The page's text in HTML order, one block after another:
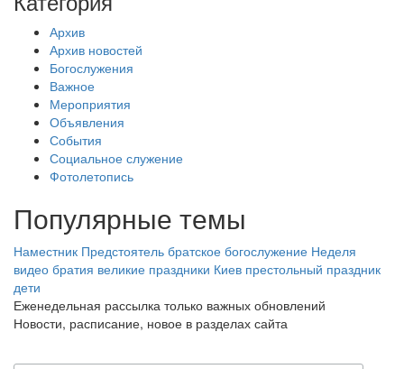
Архив
Архив новостей
Богослужения
Важное
Мероприятия
Объявления
События
Социальное служение
Фотолетопись
Популярные темы
Наместник Предстоятель братское богослужение Неделя
видео братия великие праздники Киев престольный праздник
дети
Еженедельная рассылка только важных обновлений
Новости, расписание, новое в разделах сайта